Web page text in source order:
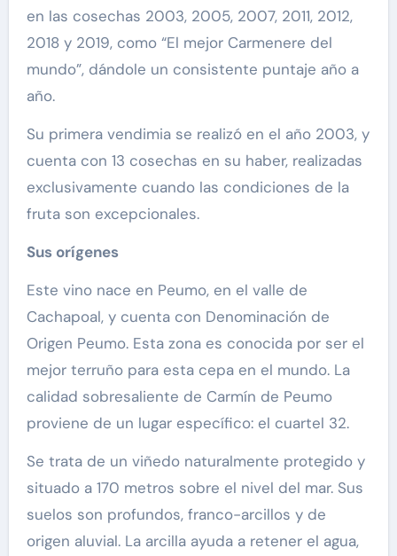
en las cosechas 2003, 2005, 2007, 2011, 2012,
2018 y 2019, como “El mejor Carmenere del
mundo”, dándole un consistente puntaje año a
año.
Su primera vendimia se realizó en el año 2003, y
cuenta con 13 cosechas en su haber, realizadas
exclusivamente cuando las condiciones de la
fruta son excepcionales.
Sus orígenes
Este vino nace en Peumo, en el valle de
Cachapoal, y cuenta con Denominación de
Origen Peumo. Esta zona es conocida por ser el
mejor terruño para esta cepa en el mundo. La
calidad sobresaliente de Carmín de Peumo
proviene de un lugar específico: el cuartel 32.
Se trata de un viñedo naturalmente protegido y
situado a 170 metros sobre el nivel del mar. Sus
suelos son profundos, franco-arcillos y de
origen aluvial. La arcilla ayuda a retener el agua,